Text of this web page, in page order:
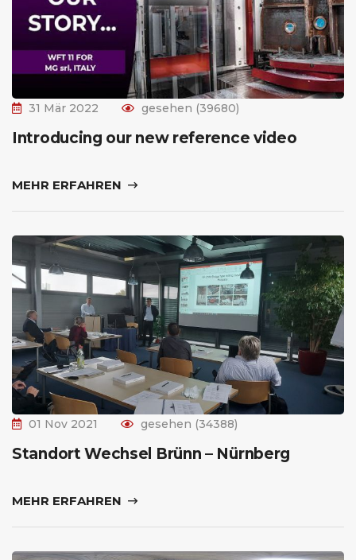
31 Mär 2022 gesehen (39680)
Introducing our new reference video
MEHR ERFAHREN
01 Nov 2021 gesehen (34388)
Standort Wechsel Brünn – Nürnberg
MEHR ERFAHREN